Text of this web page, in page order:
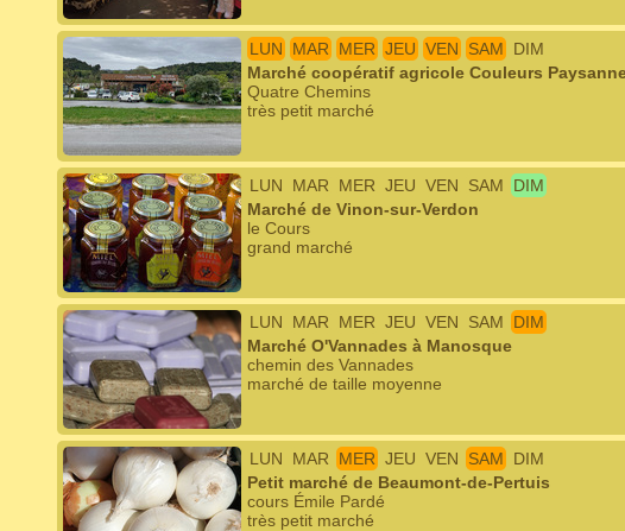
LUN MAR MER JEU VEN SAM
DIM
Marché coopératif agricole Couleurs
Quatre Chemins
très petit marché
LUN MAR MER JEU VEN SAM
DIM
Marché de Vinon-sur-Verdon
le Cours
grand marché
LUN MAR MER JEU VEN SAM
DIM
Marché O'Vannades à Manosque
chemin des Vannades
marché de taille moyenne
LUN MAR MER JEU VEN SAM
DIM
Petit marché de Beaumont-de-Pertuis
cours Émile Pardé
très petit marché